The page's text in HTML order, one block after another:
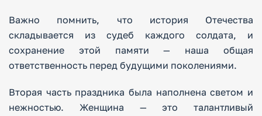
Важно помнить, что история Отечества
складывается из судеб каждого солдата, и
сохранение этой памяти — наша общая
ответственность перед будущими поколениями.
Вторая часть праздника была наполнена светом и
нежностью. Женщина — это талантливый